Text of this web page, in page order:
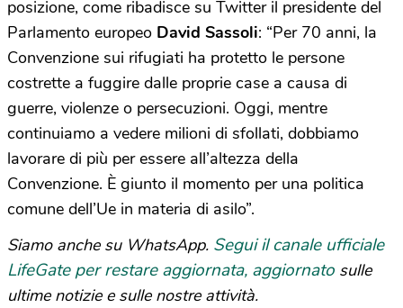
posizione, come ribadisce su Twitter il presidente del
Parlamento europeo David Sassoli: “Per 70 anni, la
Convenzione sui rifugiati ha protetto le persone
costrette a fuggire dalle proprie case a causa di
guerre, violenze o persecuzioni. Oggi, mentre
continuiamo a vedere milioni di sfollati, dobbiamo
lavorare di più per essere all’altezza della
Convenzione. È giunto il momento per una politica
comune dell’Ue in materia di asilo”.
Siamo anche su WhatsApp. Segui il canale ufficiale
LifeGate per restare aggiornata, aggiornato sulle
ultime notizie e sulle nostre attività.